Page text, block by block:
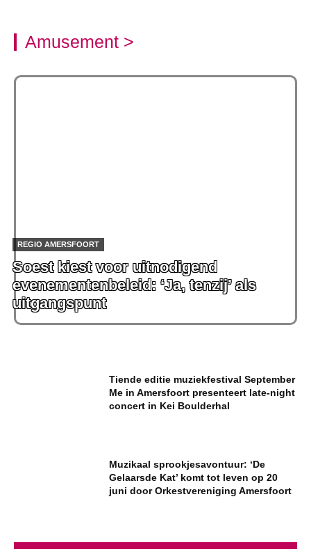
Amusement >
REGIO AMERSFOORT
Soest kiest voor uitnodigend
evenementenbeleid: ‘Ja, tenzij’ als
uitgangspunt
Tiende editie muziekfestival September
Me in Amersfoort presenteert late-night
concert in Kei Boulderhal
Muzikaal sprookjesavontuur: ‘De
Gelaarsde Kat’ komt tot leven op 20
juni door Orkestvereniging Amersfoort